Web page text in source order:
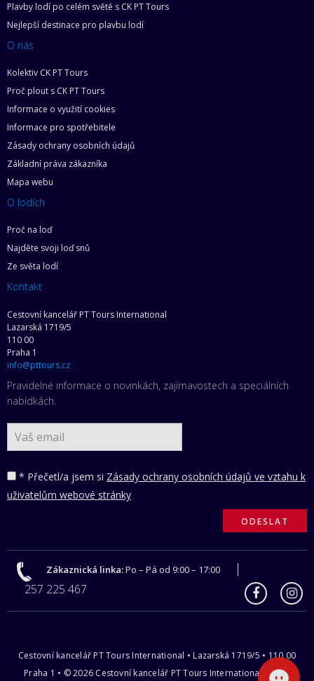
Plavby lodí po celém světě s CK PT Tours
Nejlepší destinace pro plavbu lodí
O nás
Kolektiv CK PT Tours
Proč plout s CK PT Tours
Informace o využití cookies
Informace pro spotřebitele
Zásady ochrany osobních údajů
Základní práva zákazníka
Mapa webu
O lodích
Proč na loď
Najděte svoji loď snů
Ze světa lodí
Kontakt
Cestovní kancelář PT Tours International
Lazarská 1719/5
110 00
Praha 1
info@pttours.cz
Pravidelné informace o novinkách, zajímavostech a speciálních
nabídkách.
* Přečetl/a jsem si Zásady ochrany osobních údajů ve vztahu k
uživatelům webové stránky
Zákaznická linka:Po – Pá od 9:00 – 17:00
257 225 467
Cestovní kancelář PT Tours International • Lazarská 1719/5 • 110 00
Praha 1 • © 2026 Cestovní kancelář PT Tours International s.r.o |